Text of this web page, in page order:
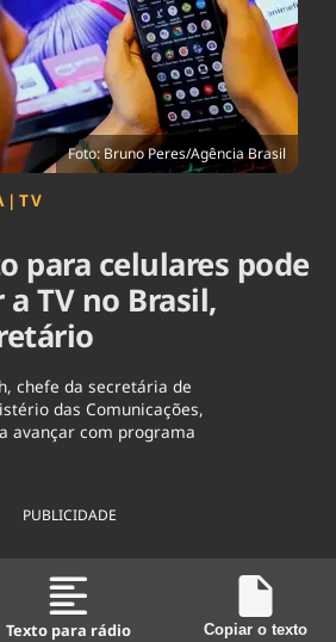
Tempo
Foto: Bruno Peres/Agência Brasil
| TV
para celulares pode
TV no Brasil,
chefe da secretária de
das Comunicações,
avançar com programa
PUBLICIDADE
Texto para rádio Copiar o texto